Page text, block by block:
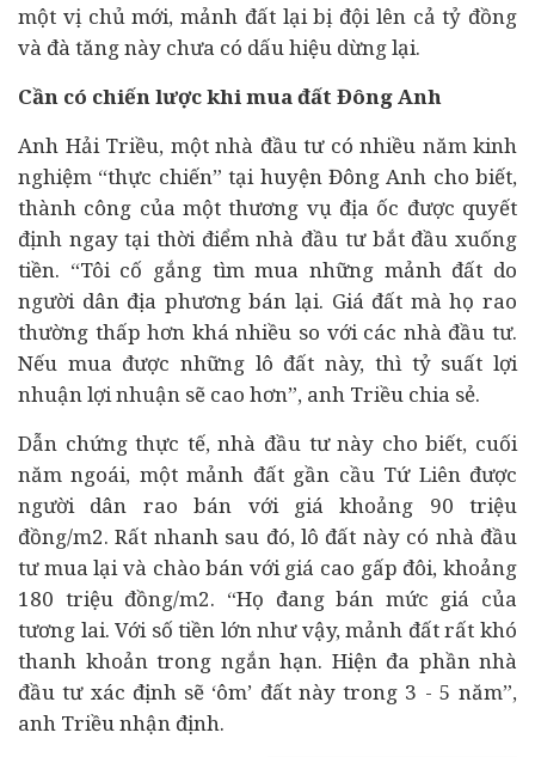
một vị chủ mới, mảnh đất lại bị đội lên cả tỷ đồng
và đà tăng này chưa có dấu hiệu dừng lại.
Cần có chiến lược khi mua đất Đông Anh
Anh Hải Triều, một nhà đầu tư có nhiều năm kinh
nghiệm “thực chiến” tại huyện Đông Anh cho biết,
thành công của một thương vụ địa ốc được quyết
định ngay tại thời điểm nhà đầu tư bắt đầu xuống
tiền. “Tôi cố gắng tìm mua những mảnh đất do
người dân địa phương bán lại. Giá đất mà họ rao
thường thấp hơn khá nhiều so với các nhà đầu tư.
Nếu mua được những lô đất này, thì tỷ suất lợi
nhuận lợi nhuận sẽ cao hơn”, anh Triều chia sẻ.
Dẫn chứng thực tế, nhà đầu tư này cho biết, cuối
năm ngoái, một mảnh đất gần cầu Tứ Liên được
người dân rao bán với giá khoảng 90 triệu
đồng/m2. Rất nhanh sau đó, lô đất này có nhà đầu
tư mua lại và chào bán với giá cao gấp đôi, khoảng
180 triệu đồng/m2. “Họ đang bán mức giá của
tương lai. Với số tiền lớn như vậy, mảnh đất rất khó
thanh khoản trong ngắn hạn. Hiện đa phần nhà
đầu tư xác định sẽ ‘ôm’ đất này trong 3 - 5 năm”,
anh Triều nhận định.